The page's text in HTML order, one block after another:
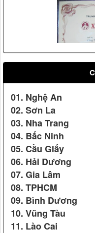
Vệ sỹ Võ Đường Ngọc
tịch nước
Vệ sỹ Võ Đường Ngọc
xác lập kỷ lục là
Giải thưởng Bạch Thái
01. Nghệ An
02. Sơn La
03. Nha Trang
04. Bắc Ninh
05. Cầu Giấy
06. Hải Dương
07. Gia Lâm
08. TPHCM
09. Bình Dương
10. Vũng Tàu
11. Lào Cai